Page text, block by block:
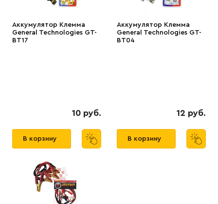
Аккумулятор Клемма
General Technologies GT-
BT17
10 руб.
В корзину
Аккумулятор Клемма
General Technologies GT-
BT04
12 руб.
В корзину